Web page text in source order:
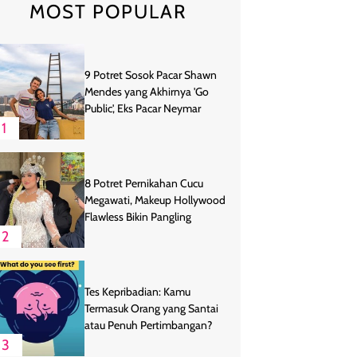
MOST POPULAR
1
9 Potret Sosok Pacar Shawn
Mendes yang Akhirnya 'Go
Public', Eks Pacar Neymar
2
8 Potret Pernikahan Cucu
Megawati, Makeup Hollywood
Flawless Bikin Pangling
3
Tes Kepribadian: Kamu
Termasuk Orang yang Santai
atau Penuh Pertimbangan?